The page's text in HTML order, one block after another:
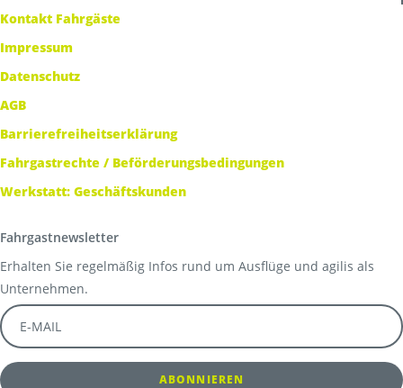
Kontakt Fahrgäste
Impressum
Datenschutz
AGB
Barrierefreiheitserklärung
Fahrgastrechte / Beförderungsbedingungen
Werkstatt: Geschäftskunden
Fahrgastnewsletter
Erhalten Sie regelmäßig Infos rund um Ausflüge und agilis als
Unternehmen.